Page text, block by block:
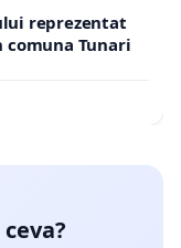
reprezentat
comuna Tunari